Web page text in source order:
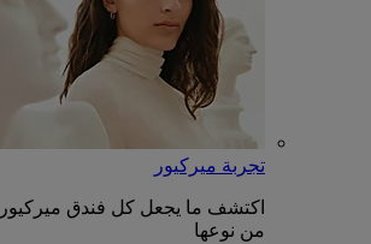
تجربة ميركيور
اكتشف ما يجعل كل فندق ميركيور
من نوعها